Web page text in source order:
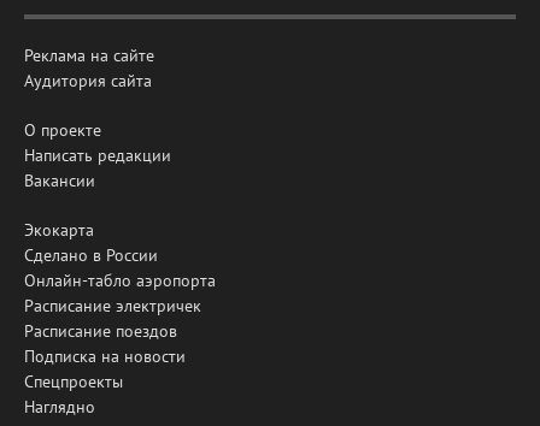
Реклама на сайте
Аудитория сайта
О проекте
Написать редакции
Вакансии
Экокарта
Сделано в России
Онлайн-табло аэропорта
Расписание электричек
Расписание поездов
Подписка на новости
Спецпроекты
Наглядно